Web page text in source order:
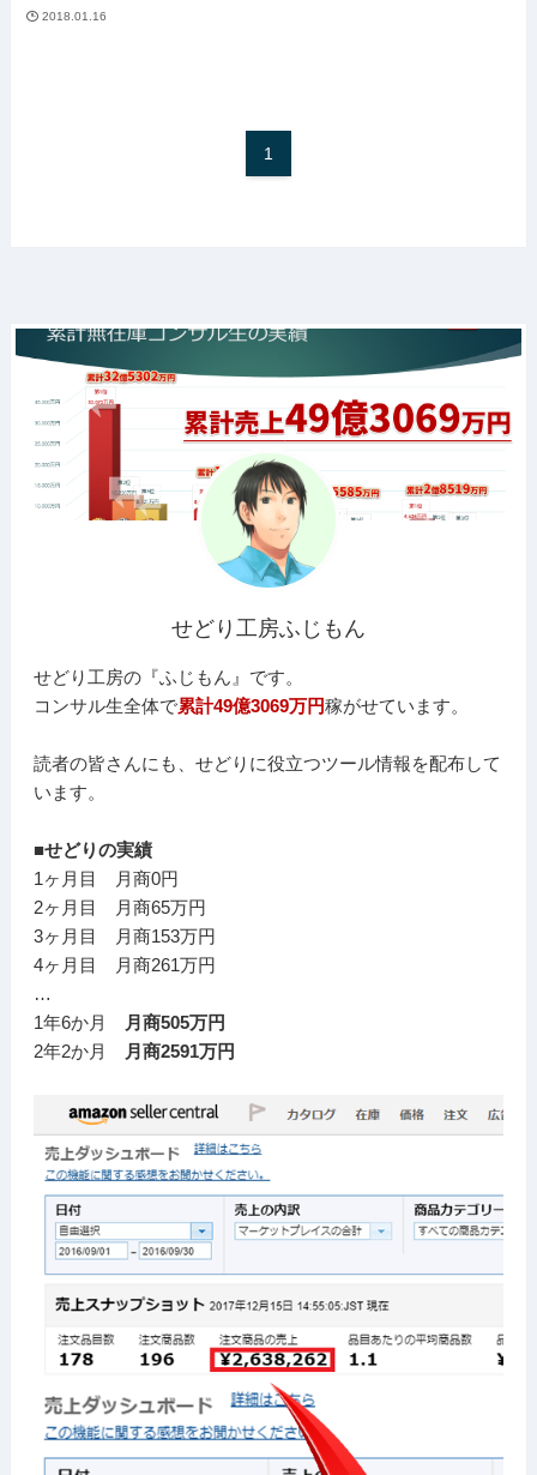
2018.01.16
1
せどり工房ふじもん
せどり工房の『ふじもん』です。
コンサル生全体で累計49億3069万円稼がせています。
読者の皆さんにも、せどりに役立つツール情報を配布して
います。
■せどりの実績
1ヶ月目 月商0円
2ヶ月目 月商65万円
3ヶ月目 月商153万円
4ヶ月目 月商261万円
…
1年6か月
月商505万円
2年2か月
月商2591万円